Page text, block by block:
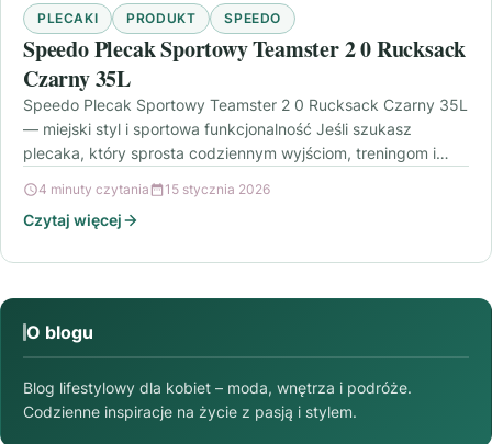
PLECAKI PRODUKT SPEEDO
Speedo Plecak Sportowy Teamster 2 0 Rucksack
Czarny 35L
Speedo Plecak Sportowy Teamster 2 0 Rucksack Czarny 35L
— miejski styl i sportowa funkcjonalność Jeśli szukasz
plecaka, który sprosta codziennym wyjściom, treningom i…
4 minuty czytania 15 stycznia 2026
Czytaj więcej
O blogu
Blog lifestylowy dla kobiet – moda, wnętrza i podróże.
Codzienne inspiracje na życie z pasją i stylem.